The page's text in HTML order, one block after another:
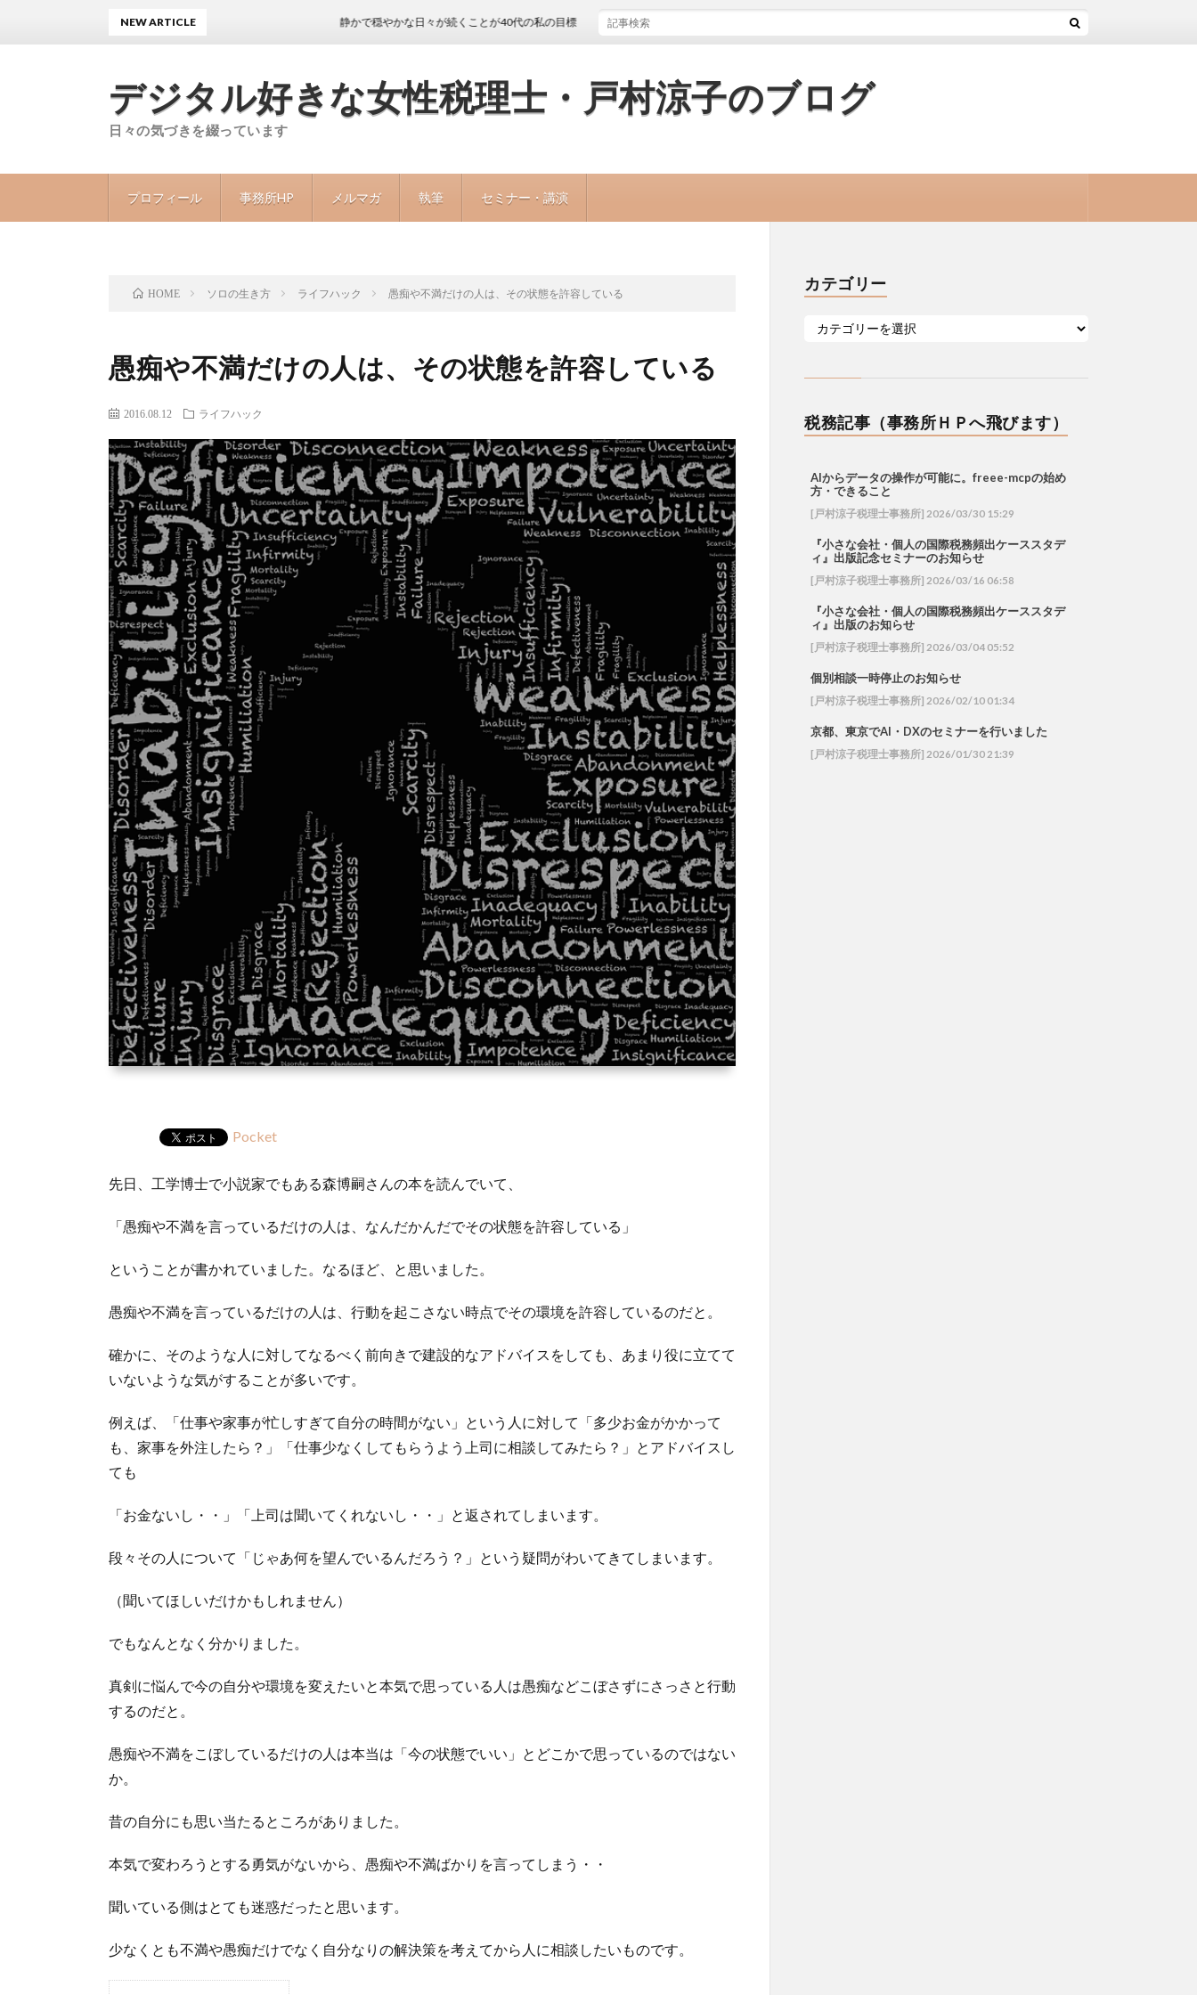
デジタル好きな女性税理士・戸村涼子のブログ
日々の気づきを綴っています
プロフィール 事務所HP メルマガ 執筆 セミナー・講演
NEW ARTICLE 静かで穏やかな日々が続くことが40代の私の目標
HOME ソロの生き方 ライフハック 愚痴や不満だけの人は、その状態を許容している
愚痴や不満だけの人は、その状態を許容している
2016.08.12 ライフハック
Pocket
先日、工学博士で小説家でもある森博嗣さんの本を読んでいて、
「愚痴や不満を言っているだけの人は、なんだかんだでその状態を許容している」
ということが書かれていました。なるほど、と思いました。
愚痴や不満を言っているだけの人は、行動を起こさない時点でその環境を許容しているのだと。
確かに、そのような人に対してなるべく前向きで建設的なアドバイスをしても、あまり役に立てて
いないような気がすることが多いです。
例えば、「仕事や家事が忙しすぎて自分の時間がない」という人に対して「多少お金がかかって
も、家事を外注したら？」「仕事少なくしてもらうよう上司に相談してみたら？」とアドバイスし
ても
「お金ないし・・」「上司は聞いてくれないし・・」と返されてしまいます。
段々その人について「じゃあ何を望んでいるんだろう？」という疑問がわいてきてしまいます。
（聞いてほしいだけかもしれません）
でもなんとなく分かりました。
真剣に悩んで今の自分や環境を変えたいと本気で思っている人は愚痴などこぼさずにさっさと行動
するのだと。
愚痴や不満をこぼしているだけの人は本当は「今の状態でいい」とどこかで思っているのではない
か。
昔の自分にも思い当たるところがありました。
本気で変わろうとする勇気がないから、愚痴や不満ばかりを言ってしまう・・
聞いている側はとても迷惑だったと思います。
少なくとも不満や愚痴だけでなく自分なりの解決策を考えてから人に相談したいものです。
カテゴリー
税務記事（事務所ＨＰへ飛びます）
AIからデータの操作が可能に。freee-mcpの始め
方・できること
[戸村涼子税理士事務所] 2026/03/30 15:29
『小さな会社・個人の国際税務頻出ケーススタデ
ィ』出版記念セミナーのお知らせ
[戸村涼子税理士事務所] 2026/03/16 06:58
『小さな会社・個人の国際税務頻出ケーススタデ
ィ』出版のお知らせ
[戸村涼子税理士事務所] 2026/03/04 05:52
個別相談一時停止のお知らせ
[戸村涼子税理士事務所] 2026/02/10 01:34
京都、東京でAI・DXのセミナーを行いました
[戸村涼子税理士事務所] 2026/01/30 21:39